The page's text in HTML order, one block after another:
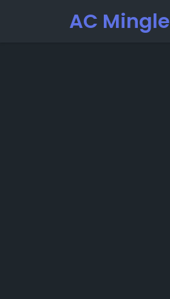
AC Mingle